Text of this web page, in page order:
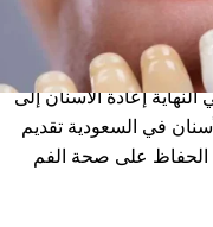
المسببة للبقع،
الاحترافية
إعادة الأسنان إلى
في السعودية تقديم
الحفاظ على صحة الفم